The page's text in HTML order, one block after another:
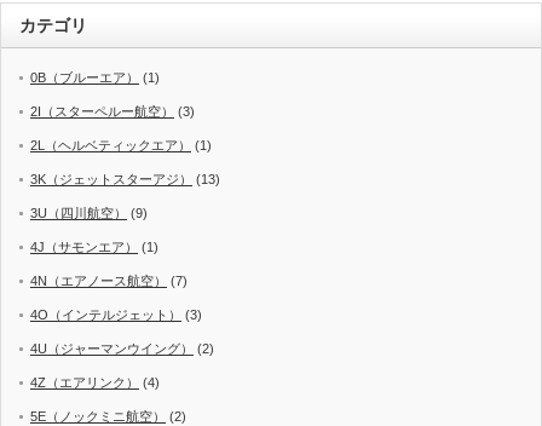
カテゴリ
0B（ブルーエア） (1)
2I（スターペルー航空） (3)
2L（ヘルベティックエア） (1)
3K（ジェットスターアジ） (13)
3U（四川航空） (9)
4J（サモンエア） (1)
4N（エアノース航空） (7)
4O（インテルジェット） (3)
4U（ジャーマンウイング） (2)
4Z（エアリンク） (4)
5E（ノックミニ航空） (2)